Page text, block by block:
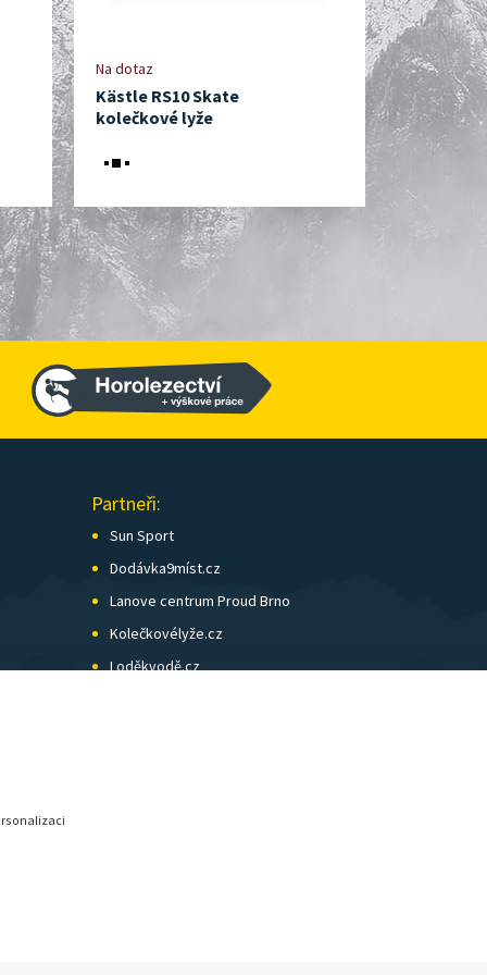
Na dotaz
Kästle RS10 Skate
kolečkové lyže
Do 10 dnů
Marwe
Partneři:
Sun Sport
Dodávka9míst.cz
Lanove centrum Proud Brno
Kolečkovélyže.cz
Loděkvodě.cz